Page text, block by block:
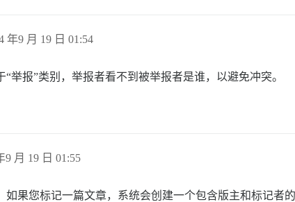
年9 月 19 日 01:54
举报”类别，举报者看不到被举报者是谁，以避免冲突。
9 月 19 日 01:55
如果您标记一篇文章，系统会创建一个包含版主和标记者的